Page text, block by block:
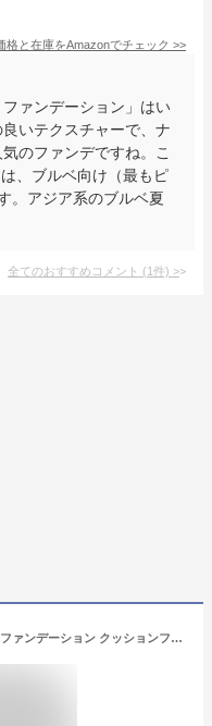
格と在庫をAmazonでチェック >>
ァンデーション」はい
いテクスチャーで、ナ
のファンデですね。こ
、ブルベ向け（最もピ
。アジア系のブルベ夏
全てのおすすめコメント (1件) >
HARIAS ハリアス (公式) クッションファンデーション クッションファンデ SPF50+ ナイアシンアミド 医薬部外品 美容液 ファンデーション 人気ランキング (ニュートラル)